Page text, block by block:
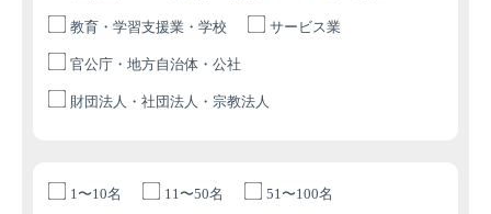
教育・学習支援業・学校 サービス業
官公庁・地方自治体・公社
財団法人・社団法人・宗教法人
1〜10名 11〜50名 51〜100名